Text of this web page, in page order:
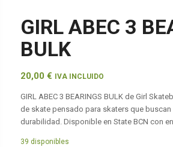
GIRL ABEC 3
BULK
20,00 € IVA INCLUIDO
GIRL ABEC 3 BEARINGS BULK de Girl
de skate pensado para skaters que buscan
durabilidad. Disponible en State BCN con
39 disponibles